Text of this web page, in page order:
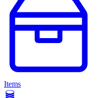
Items